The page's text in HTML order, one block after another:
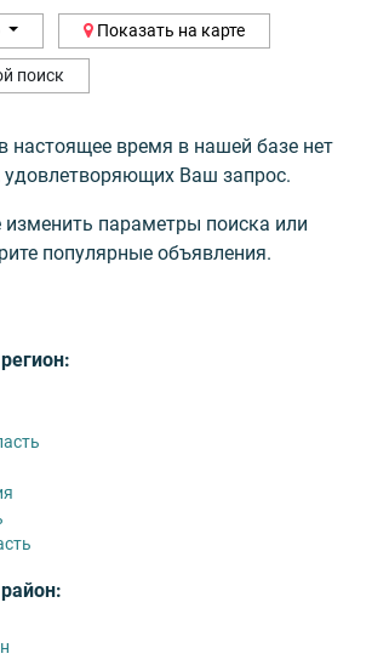
Показать на карте
поиск
настоящее время в нашей базе нет
удовлетворяющих Ваш запрос.
изменить параметры поиска или
популярные объявления.